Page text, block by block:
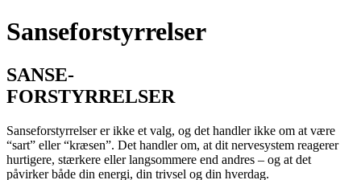
Sanseforstyrrelser
SANSE-
FORSTYRRELSER
Sanseforstyrrelser er ikke et valg, og det handler ikke om at være
“sart” eller “kræsen”. Det handler om, at dit nervesystem reagerer
hurtigere, stærkere eller langsommere end andres – og at det
påvirker både din energi, din trivsel og din hverdag.